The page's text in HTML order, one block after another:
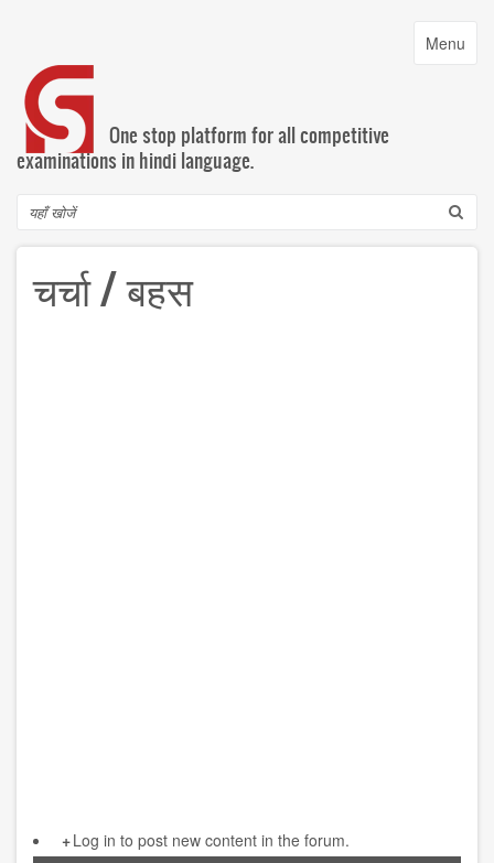
content
Toggle
Menu
One stop platform for all competitive
examinations in hindi language.
Search
चर्चा / बहस
Log in to post new content in the forum.